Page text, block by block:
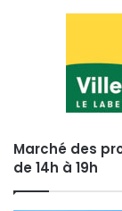
Marché des
de 14h à 19h